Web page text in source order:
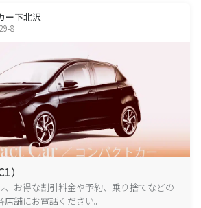
ー下北沢
8
）
、お得な割引料金や予約、乗り捨てなどの
舗にお電話ください。